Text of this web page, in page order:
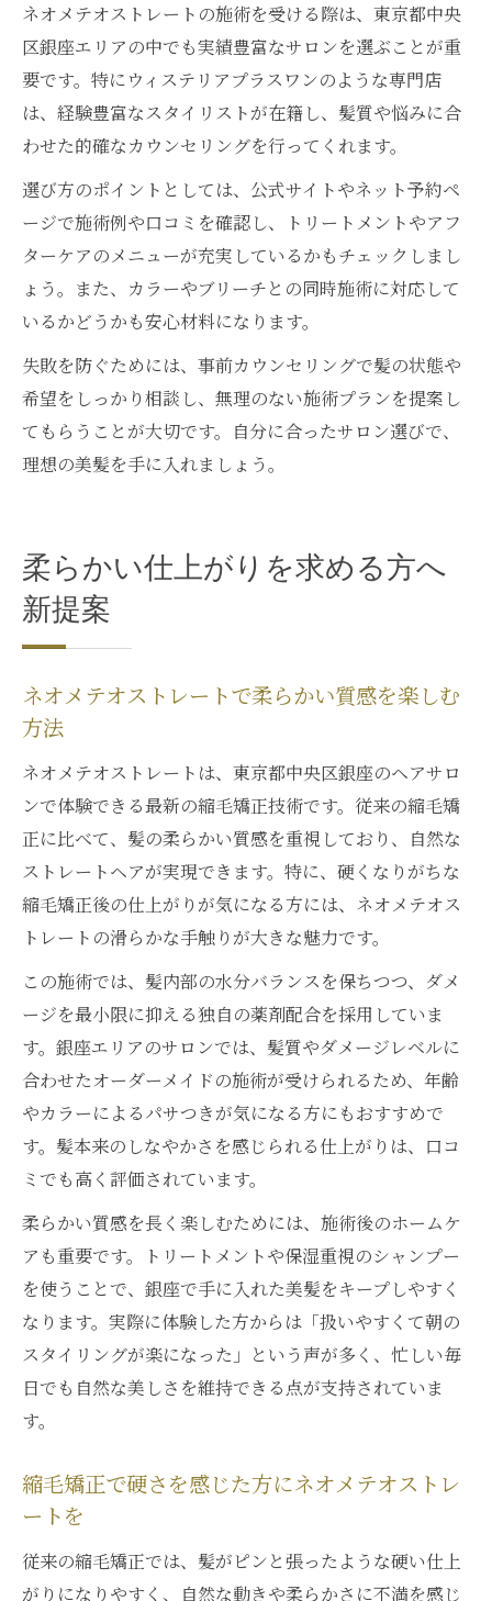
ネオメテオストレートの施術を受ける際は、東京都中央
区銀座エリアの中でも実績豊富なサロンを選ぶことが重
要です。特にウィステリアプラスワンのような専門店
は、経験豊富なスタイリストが在籍し、髪質や悩みに合
わせた的確なカウンセリングを行ってくれます。
選び方のポイントとしては、公式サイトやネット予約ペ
ージで施術例や口コミを確認し、トリートメントやアフ
ターケアのメニューが充実しているかもチェックしまし
ょう。また、カラーやブリーチとの同時施術に対応して
いるかどうかも安心材料になります。
失敗を防ぐためには、事前カウンセリングで髪の状態や
希望をしっかり相談し、無理のない施術プランを提案し
てもらうことが大切です。自分に合ったサロン選びで、
理想の美髪を手に入れましょう。
柔らかい仕上がりを求める方へ
新提案
ネオメテオストレートで柔らかい質感を楽しむ
方法
ネオメテオストレートは、東京都中央区銀座のヘアサロ
ンで体験できる最新の縮毛矯正技術です。従来の縮毛矯
正に比べて、髪の柔らかい質感を重視しており、自然な
ストレートヘアが実現できます。特に、硬くなりがちな
縮毛矯正後の仕上がりが気になる方には、ネオメテオス
トレートの滑らかな手触りが大きな魅力です。
この施術では、髪内部の水分バランスを保ちつつ、ダメ
ージを最小限に抑える独自の薬剤配合を採用していま
す。銀座エリアのサロンでは、髪質やダメージレベルに
合わせたオーダーメイドの施術が受けられるため、年齢
やカラーによるパサつきが気になる方にもおすすめで
す。髪本来のしなやかさを感じられる仕上がりは、口コ
ミでも高く評価されています。
柔らかい質感を長く楽しむためには、施術後のホームケ
アも重要です。トリートメントや保湿重視のシャンプー
を使うことで、銀座で手に入れた美髪をキープしやすく
なります。実際に体験した方からは「扱いやすくて朝の
スタイリングが楽になった」という声が多く、忙しい毎
日でも自然な美しさを維持できる点が支持されていま
す。
縮毛矯正で硬さを感じた方にネオメテオストレ
ートを
従来の縮毛矯正では、髪がピンと張ったような硬い仕上
がりになりやすく、自然な動きや柔らかさに不満を感じ